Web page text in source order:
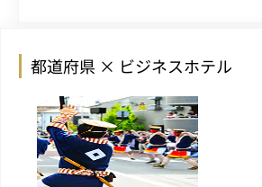
都道府県 × ビジネスホテル